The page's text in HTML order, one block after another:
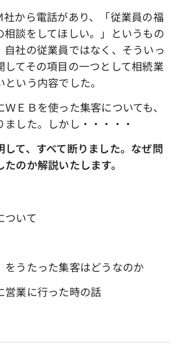
社から電話があり、「従業員の福
相談をしてほしい。」というもの
自社の従業員ではなく、そういっ
してその項目の一つとして相続業
いう内容でした。
ＥＢを使った集客についても、
した。しかし・・・・・
て、すべて断りました。なぜ問
のか解説いたします。
ついて
をうたった集客はどうなのか
営業に行った時の話